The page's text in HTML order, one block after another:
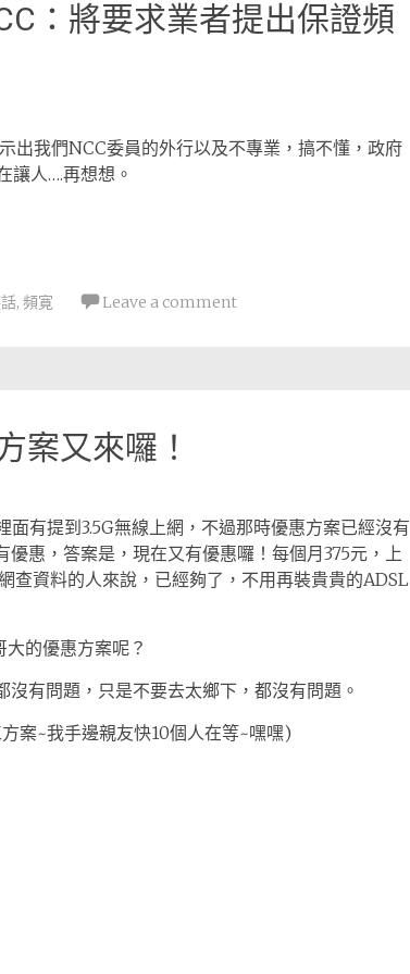
：將要求業者提出保證頻
出我們NCC委員的外行以及不專業，搞不懂，政府
讓人….再想想。
, 頻寛 Leave a comment
案又來囉！
有提到3.5G無線上網，不過那時優惠方案已經沒有
惠，答案是，現在又有優惠囉！每個月375元，上
查資料的人來說，已經夠了，不用再裝貴貴的ADSL
的優惠方案呢？
有問題，只是不要去太鄉下，都沒有問題。
案~我手邊親友快10個人在等~嘿嘿)